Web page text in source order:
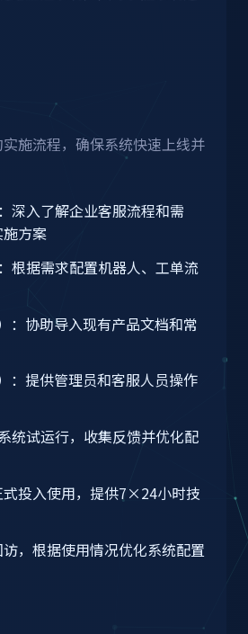
施流程，确保系统快速上线并
：深入了解企业客服流程和需
方案
：根据需求配置机器人、工单流
：协助导入现有产品文档和常
：提供管理员和客服人员操作
统试运行，收集反馈并优化配
式投入使用，提供7×24小时技
，根据使用情况优化系统配置